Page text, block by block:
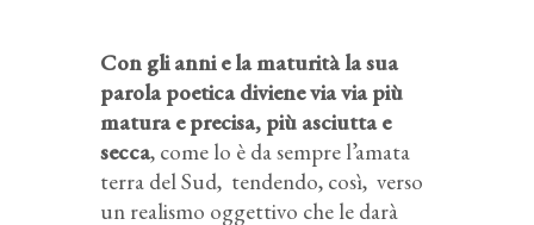
Con gli anni e la maturità la sua
parola poetica diviene via via più
matura e precisa, più asciutta e
secca, come lo è da sempre l’amata
terra del Sud, tendendo, così, verso
un realismo oggettivo che le darà